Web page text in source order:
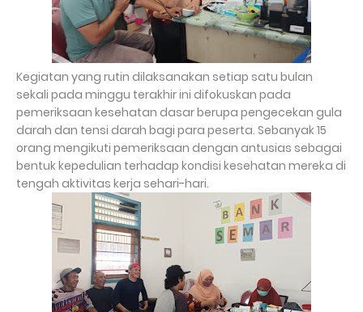
Kegiatan yang rutin dilaksanakan setiap satu bulan
sekali pada minggu terakhir ini difokuskan pada
pemeriksaan kesehatan dasar berupa pengecekan gula
darah dan tensi darah bagi para peserta. Sebanyak 15
orang mengikuti pemeriksaan dengan antusias sebagai
bentuk kepedulian terhadap kondisi kesehatan mereka di
tengah aktivitas kerja sehari-hari.